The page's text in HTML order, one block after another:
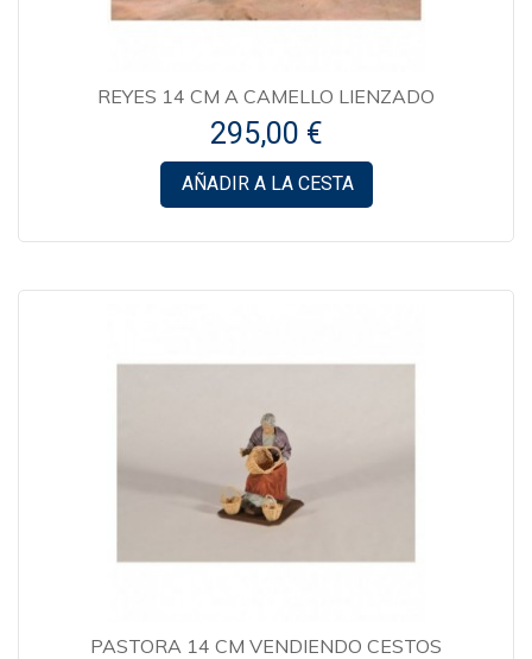
REYES 14 CM A CAMELLO LIENZADO
295,00 €
AÑADIR A LA CESTA
PASTORA 14 CM VENDIENDO CESTOS